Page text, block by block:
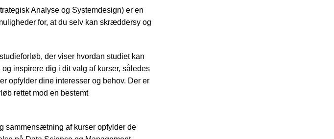
Analyse og Systemdesign) er en
for, at du selv kan skræddersy og
der viser hvordan studiet kan
inspirere dig i dit valg af kurser, således
opfylder dine interesser og behov. Der er
rettet mod en bestemt
sammensætning af kurser opfylder de